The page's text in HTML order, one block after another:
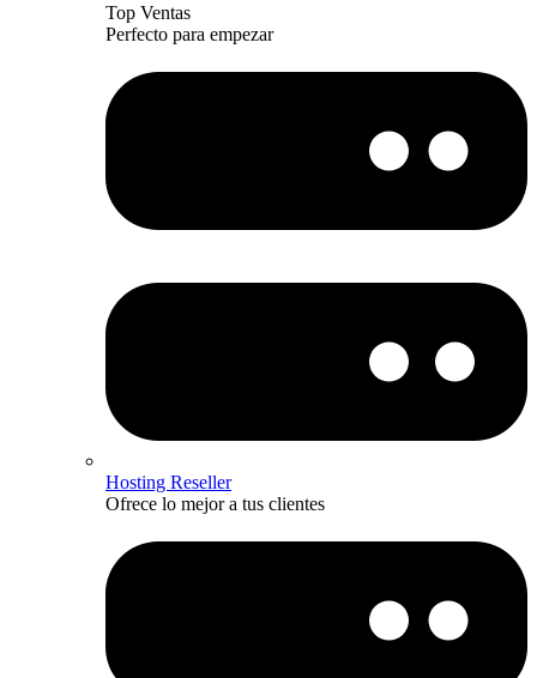
Top Ventas
Perfecto para empezar
Hosting Reseller
Ofrece lo mejor a tus clientes